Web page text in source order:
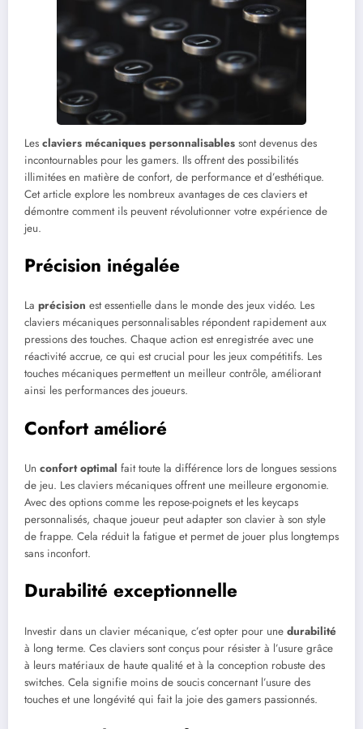
Les claviers mécaniques personnalisables sont devenus des
incontournables pour les gamers. Ils offrent des possibilités
illimitées en matière de confort, de performance et d’esthétique.
Cet article explore les nombreux avantages de ces claviers et
démontre comment ils peuvent révolutionner votre expérience de
jeu.
Précision inégalée
La précision est essentielle dans le monde des jeux vidéo. Les
claviers mécaniques personnalisables répondent rapidement aux
pressions des touches. Chaque action est enregistrée avec une
réactivité accrue, ce qui est crucial pour les jeux compétitifs. Les
touches mécaniques permettent un meilleur contrôle, améliorant
ainsi les performances des joueurs.
Confort amélioré
Un confort optimal fait toute la différence lors de longues sessions
de jeu. Les claviers mécaniques offrent une meilleure ergonomie.
Avec des options comme les repose-poignets et les keycaps
personnalisés, chaque joueur peut adapter son clavier à son style
de frappe. Cela réduit la fatigue et permet de jouer plus longtemps
sans inconfort.
Durabilité exceptionnelle
Investir dans un clavier mécanique, c’est opter pour une durabilité
à long terme. Ces claviers sont conçus pour résister à l’usure grâce
à leurs matériaux de haute qualité et à la conception robuste des
switches. Cela signifie moins de soucis concernant l’usure des
touches et une longévité qui fait la joie des gamers passionnés.